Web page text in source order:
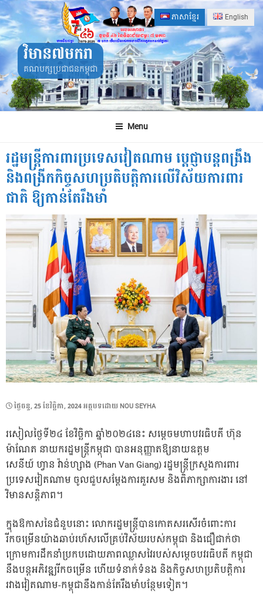
Skip
to
content
ភាសាខ្មែរ English
វិមាន៧មករា
គណបក្សប្រជាជនកម្ពុជា
Menu
រដ្ឋមន្ត្រីការពារប្រទេសវៀតណាម ប្ដេជ្ញាបន្តពង្រឹង
និងពង្រីកកិច្ចសហប្រតិបត្តិការ​លេីវិស័យការពារ
ជាតិ​ ឱ្យកាន់តែរឹងមាំ
POSTED
ថ្ងៃ​ចន្ទ, 25 ខែ​វិច្ឆិកា, 2024អត្ថបទដោយ NOU SEYHA
រសៀលថ្ងៃទី២៤ ខែវិច្ឆិកា ឆ្នាំ២០២៤នេះ សម្ដេចមហាបវរធិបតី ហ៊ុន
ម៉ាណែត នាយករដ្ឋមន្ត្រីកម្ពុជា បានអនុញ្ញាតឱ្យនាយឧត្តម
សេនីយ៍ ហ្វាន វ៉ាន់ហ្សាង (Phan Van Giang) រដ្ឋមន្ត្រីក្រសួងការពារ
ប្រទេសវៀតណាម ចូលជួបសម្ដែងការគួរសម និងពិភាក្សាការងារ នៅ
វិមានសន្ដិភាព។
ក្នុងឱកាសនៃជំនួបនោះ លោករដ្ឋមន្ត្រីបានកោតសរសេីរចំពោះការ
រីកចម្រើន​យ៉ាង​ឆាប់រហ័សលើគ្រប់វិស័យរបស់កម្ពុជា និងជឿជាក់ថា
ក្រោមការដឹកនាំប្រកបដោយ​ភាព​ឈ្លាសវៃរបស់សម្ដេចបវរធិបតី កម្ពុជា
នឹងបន្តអភិវឌ្ឍរីកចម្រើន ហើយ​ទំនាក់​ទំនង និងកិច្ចសហប្រតិបត្តិការ
រវាងវៀតណាម-កម្ពុជា​នឹងកាន់តែរឹងមាំ​បន្ថែម​ទៀត។